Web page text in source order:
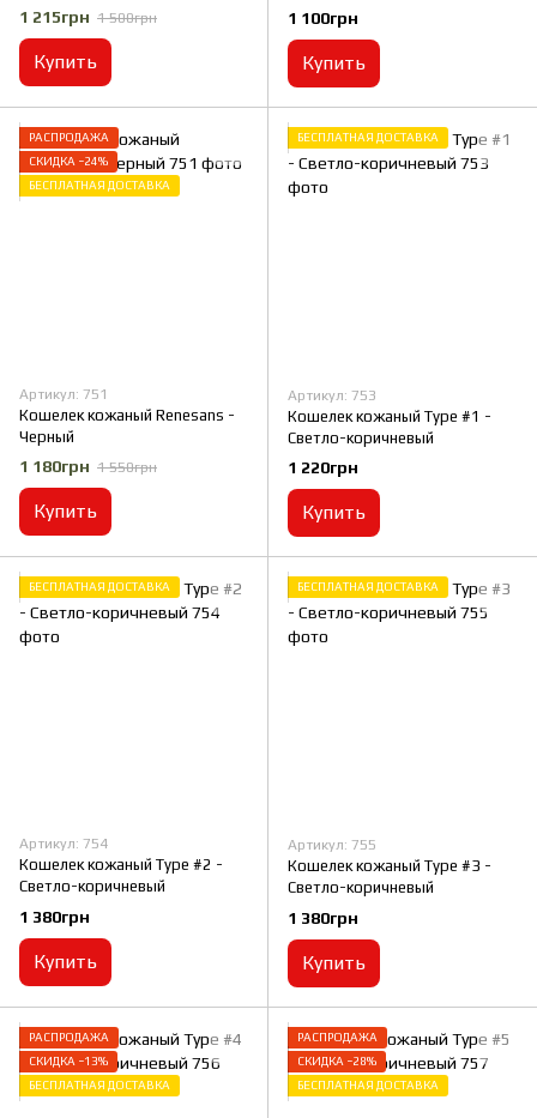
1 215грн 1 500грн
Купить
1 100грн
Купить
РАСПРОДАЖА
СКИДКА −24%
БЕСПЛАТНАЯ ДОСТАВКА
Артикул: 751
Кошелек кожаный Renesans -
Черный
1 180грн 1 550грн
Купить
БЕСПЛАТНАЯ ДОСТАВКА
Артикул: 753
Кошелек кожаный Type #1 -
Светло-коричневый
1 220грн
Купить
БЕСПЛАТНАЯ ДОСТАВКА
Артикул: 754
Кошелек кожаный Type #2 -
Светло-коричневый
1 380грн
Купить
БЕСПЛАТНАЯ ДОСТАВКА
Артикул: 755
Кошелек кожаный Type #3 -
Светло-коричневый
1 380грн
Купить
РАСПРОДАЖА
СКИДКА −13%
БЕСПЛАТНАЯ ДОСТАВКА
РАСПРОДАЖА
СКИДКА −28%
БЕСПЛАТНАЯ ДОСТАВКА